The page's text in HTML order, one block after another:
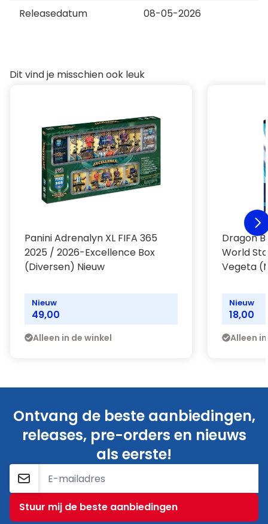
Releasedatum
08-05-2026
Dit vind je misschien ook leuk
Panini Adrenalyn XL FIFA 365
2025 / 2026-Excellence Box
(Diversen) Nieuw
Nieuw
49,00
Alleen in de winkel
Dragon
World
Vegeta
Nieuw
18,00
Alleen
Ontvang de beste aanbiedingen,
releases, pre-orders en nieuws
als eerste!
E-mailadres
Stuur mij de beste aanbiedingen